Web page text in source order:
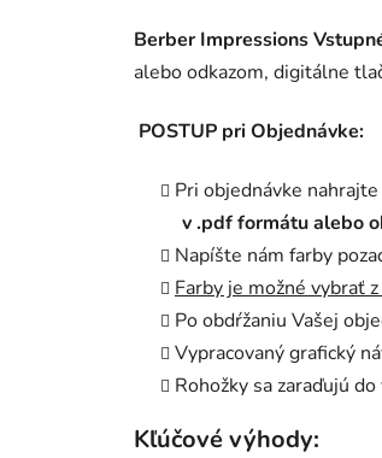
Berber Impressions
alebo odkazom, digitálne
POSTUP pri Objednávke:
Pri objednávke
v .pdf formátu alebo
Napíšte nám farby
Farby je možné vybrať
Po obdŕžaniu Vašej
Vypracovaný grafický
Rohožky sa zaraďujú
Kľúčové výhody: